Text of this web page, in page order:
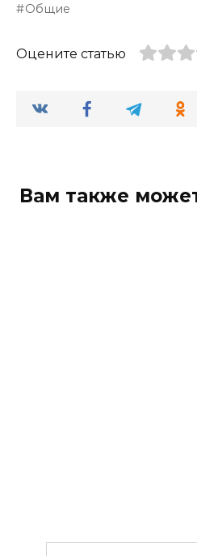
Общие
Оцените статью
Вам также